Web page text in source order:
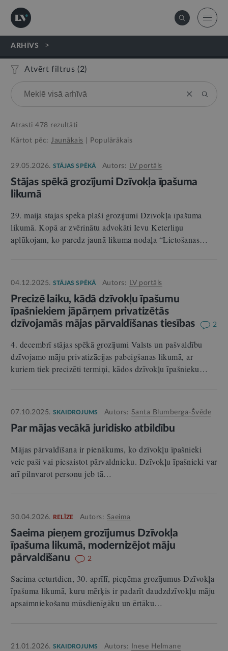
ARHĪVS >
Atvērt filtrus (2)
Atrasti 478 rezultāti
Kārtot pēc: Jaunākais Populārākais
29.05.2026. STĀJAS SPĒKĀ Autors: LV portāls
Stājas spēkā grozījumi Dzīvokļa īpašuma
likumā
29. maijā stājas spēkā plaši grozījumi Dzīvokļa īpašuma
likumā. Kopā ar zvērinātu advokāti Ievu Keterliņu
aplūkojam, ko paredz jaunā likuma nodaļa “Lietošanas…
04.12.2025. STĀJAS SPĒKĀ Autors: LV portāls
Precizē laiku, kādā dzīvokļu īpašumu
īpašniekiem jāpārņem privatizētās
dzīvojamās mājas pārvaldīšanas tiesības
2
4. decembrī stājas spēkā grozījumi Valsts un pašvaldību
dzīvojamo māju privatizācijas pabeigšanas likumā, ar
kuriem tiek precizēti termiņi, kādos dzīvokļu īpašnieku…
07.10.2025. SKAIDROJUMS Autors: Santa Blumberga-Švēde
Par mājas vecākā juridisko atbildību
Mājas pārvaldīšana ir pienākums, ko dzīvokļu īpašnieki
veic paši vai piesaistot pārvaldnieku. Dzīvokļu īpašnieki var
arī pilnvarot personu jeb tā…
30.04.2026. RELĪZE Autors: Saeima
Saeima pieņem grozījumus Dzīvokļa
īpašuma likumā, modernizējot māju
pārvaldīšanu
2
Saeima ceturtdien, 30. aprīlī, pieņēma grozījumus Dzīvokļa
īpašuma likumā, kuru mērķis ir padarīt daudzdzīvokļu māju
apsaimniekošanu mūsdienīgāku un ērtāku…
21.01.2026. SKAIDROJUMS Autors: Inese Helmane